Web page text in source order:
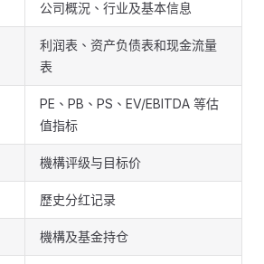
公司概況、行业及基本信息
利润表、资产负债表和现金流量
表
PE、PB、PS、EV/EBITDA 等估
值指标
機構评级与目标价
歷史分红记录
機構及基金持仓